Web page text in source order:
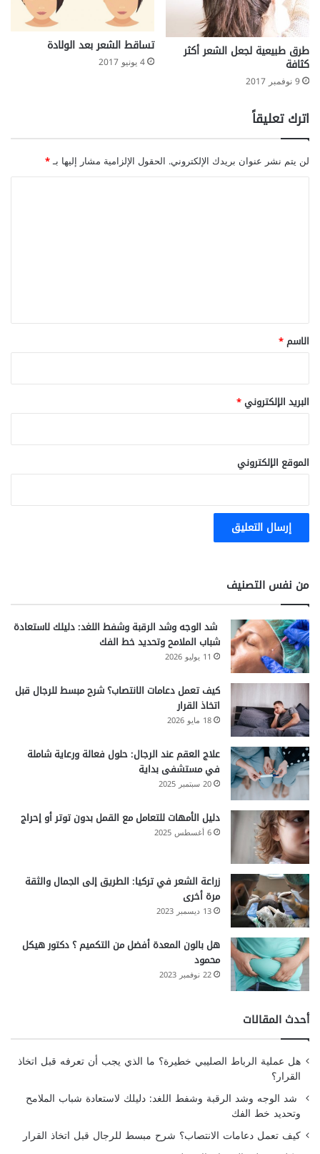
طرق طبيعية لجعل الشعر أكثر
كثافة
9 نوفمبر 2017
تساقط الشعر بعد الولادة
4 يونيو 2017
اترك تعليقاً
لن يتم نشر عنوان بريدك الإلكتروني. الحقول الإلزامية مشار إليها بـ*
*
الاسم*
البريد الإلكتروني*
الموقع الإلكتروني
من نفس التصنيف
شد الوجه وشد الرقبة وشفط اللغد: دليلك لاستعادة
شباب الملامح وتحديد خط الفك
11 يوليو 2026
كيف تعمل دعامات الانتصاب؟ شرح مبسط للرجال قبل
اتخاذ القرار
18 مايو 2026
علاج العقم عند الرجال: حلول فعالة ورعاية شاملة
في مستشفى بداية
20 سبتمبر 2025
دليل الأمهات للتعامل مع القمل بدون توتر أو إحراج
6 أغسطس 2025
زراعة الشعر في تركيا: الطريق إلى الجمال والثقة
مرة أخرى
13 ديسمبر 2023
هل بالون المعدة أفضل من التكميم ؟ دكتور هيكل
محمود
22 نوفمبر 2023
أحدث المقالات
هل عملية الرباط الصليبي خطيرة؟ ما الذي يجب أن تعرفه قبل اتخاذ
القرار؟
شد الوجه وشد الرقبة وشفط اللغد: دليلك لاستعادة شباب الملامح
وتحديد خط الفك
كيف تعمل دعامات الانتصاب؟ شرح مبسط للرجال قبل اتخاذ القرار